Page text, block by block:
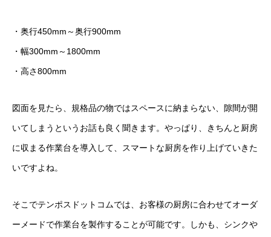
・奥行450mm～奥行900mm
・幅300mm～1800mm
・高さ800mm
図面を見たら、規格品の物ではスペースに納まらない、隙間が開
いてしまうというお話も良く聞きます。やっぱり、きちんと厨房
に収まる作業台を導入して、スマートな厨房を作り上げていきた
いですよね。
そこでテンポスドットコムでは、お客様の厨房に合わせてオーダ
ーメードで作業台を製作することが可能です。しかも、シンクや